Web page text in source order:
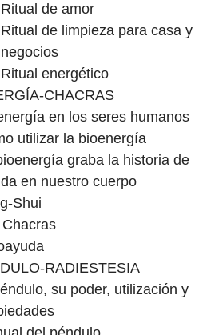
Ritual de amor
Ritual de limpieza para casa y
negocios
Ritual energético
CHACRAS
en los seres humanos
utilizar la bioenergía
graba la historia de
en nuestro cuerpo
Shui
RADIESTESIA
su poder, utilización y